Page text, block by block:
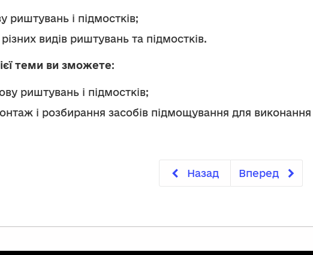
риштувань і підмостків;
видів риштувань та підмостків.
теми ви зможете:
риштувань і підмостків;
і розбирання засобів підмощування для виконання
Назад Вперед